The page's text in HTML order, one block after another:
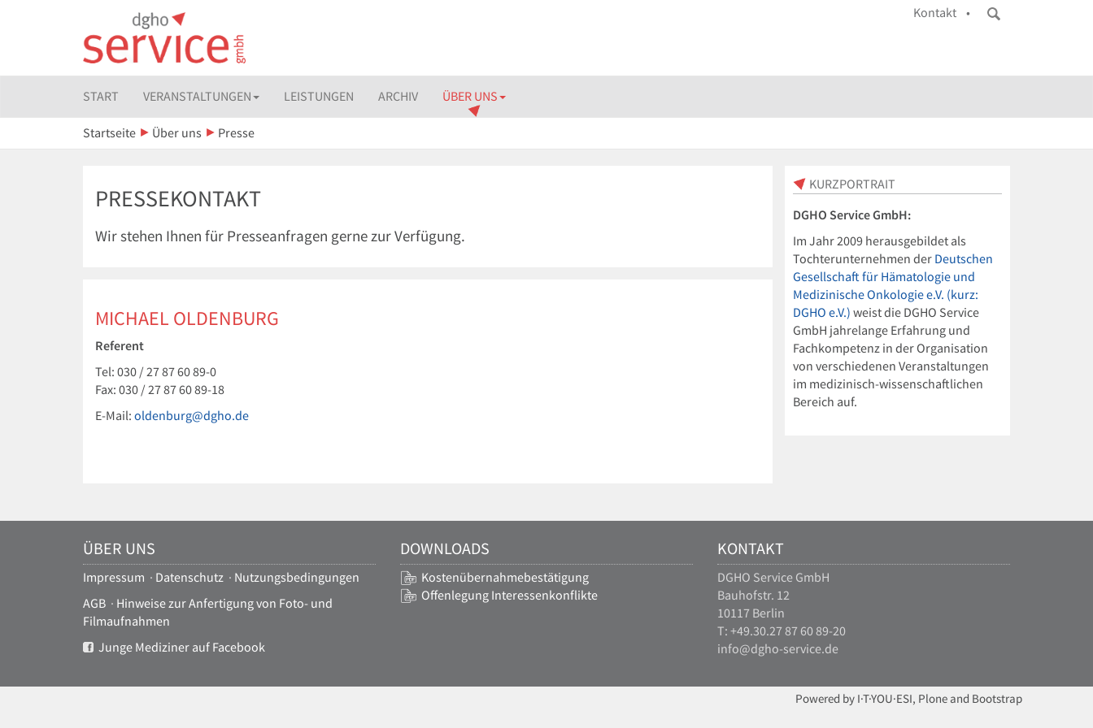
Kontakt •
START VERANSTALTUNGEN LEISTUNGEN ARCHIV ÜBER UNS
Startseite Über uns Presse
PRESSEKONTAKT
Wir stehen Ihnen für Presseanfragen gerne zur Verfügung.
MICHAEL OLDENBURG
Referent
Tel: 030 / 27 87 60 89-0
Fax: 030 / 27 87 60 89-18
E-Mail: oldenburg@dgho.de
KURZPORTRAIT
DGHO Service GmbH:
Im Jahr 2009 herausgebildet als
Tochterunternehmen der Deutschen
Gesellschaft für Hämatologie und
Medizinische Onkologie e.V. (kurz:
DGHO e.V.) weist die DGHO Service
GmbH jahrelange Erfahrung und
Fachkompetenz in der Organisation
von verschiedenen Veranstaltungen
im medizinisch-wissenschaftlichen
Bereich auf.
ÜBER UNS
Impressum · Datenschutz · Nutzungsbedingungen
AGB · Hinweise zur Anfertigung von Foto- und
Filmaufnahmen
Junge Mediziner auf Facebook
DOWNLOADS
Kostenübernahmebestätigung
Offenlegung Interessenkonflikte
KONTAKT
DGHO Service GmbH
Bauhofstr. 12
10117 Berlin
T: +49.30.27 87 60 89-20
info@dgho-service.de
Powered by I·T·YOU·ESI, Plone and Bootstrap